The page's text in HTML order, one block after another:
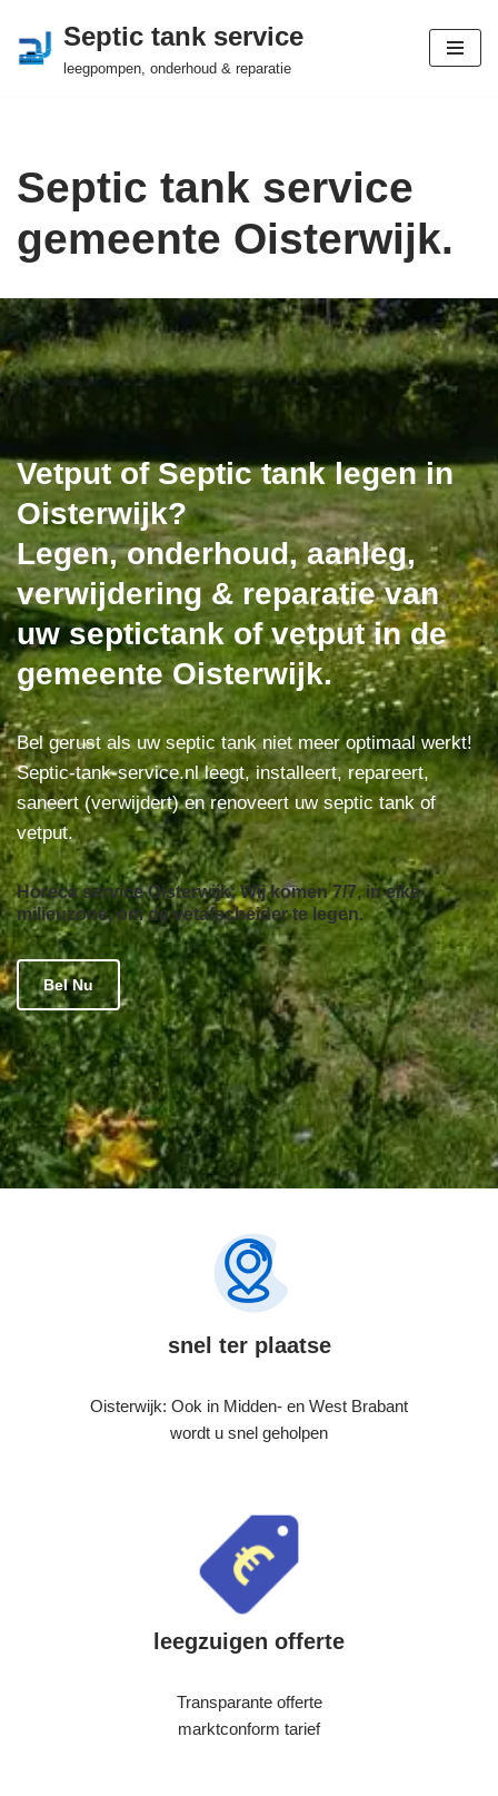
Ga
Septic tank service
leegpompen, onderhoud & reparatie
Septic tank service
gemeente Oisterwijk.
Vetput of Septic tank legen in
Oisterwijk?
Legen, onderhoud, aanleg,
verwijdering & reparatie van
uw septictank of vetput in de
gemeente Oisterwijk.
Bel gerust als uw septic tank niet meer optimaal werkt!
Septic-tank-service.nl leegt, installeert, repareert,
saneert (verwijdert) en renoveert uw septic tank of
vetput.
Horeca service Oisterwijk: Wij komen 7/7, in elke
milieuzone, om de vetafscheider te legen.
Bel Nu
snel ter plaatse
Oisterwijk: Ook in Midden- en West Brabant
wordt u snel geholpen
leegzuigen offerte
Transparante offerte
marktconform tarief